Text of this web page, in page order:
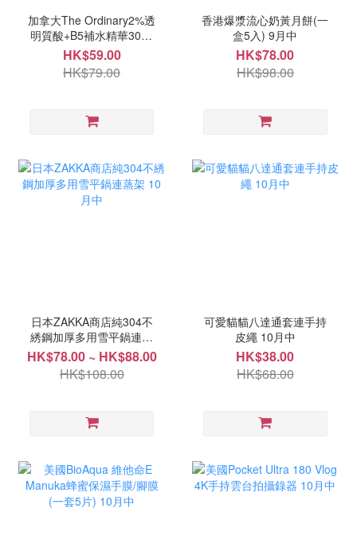
加拿大The Ordinary2%透
明質酸+B5補水精華30ml
10月中
HK$59.00
HK$79.00
香港爆漿流心奶黃月餅(一
盒5入) 9月中
HK$78.00
HK$98.00
日本ZAKKA商店純304不
綉鋼加厚多用雪平鍋連蒸
架 10月中
HK$78.00 ~ HK$88.00
HK$108.00
可愛貓貓八達通套連手持
皮繩 10月中
HK$38.00
HK$68.00